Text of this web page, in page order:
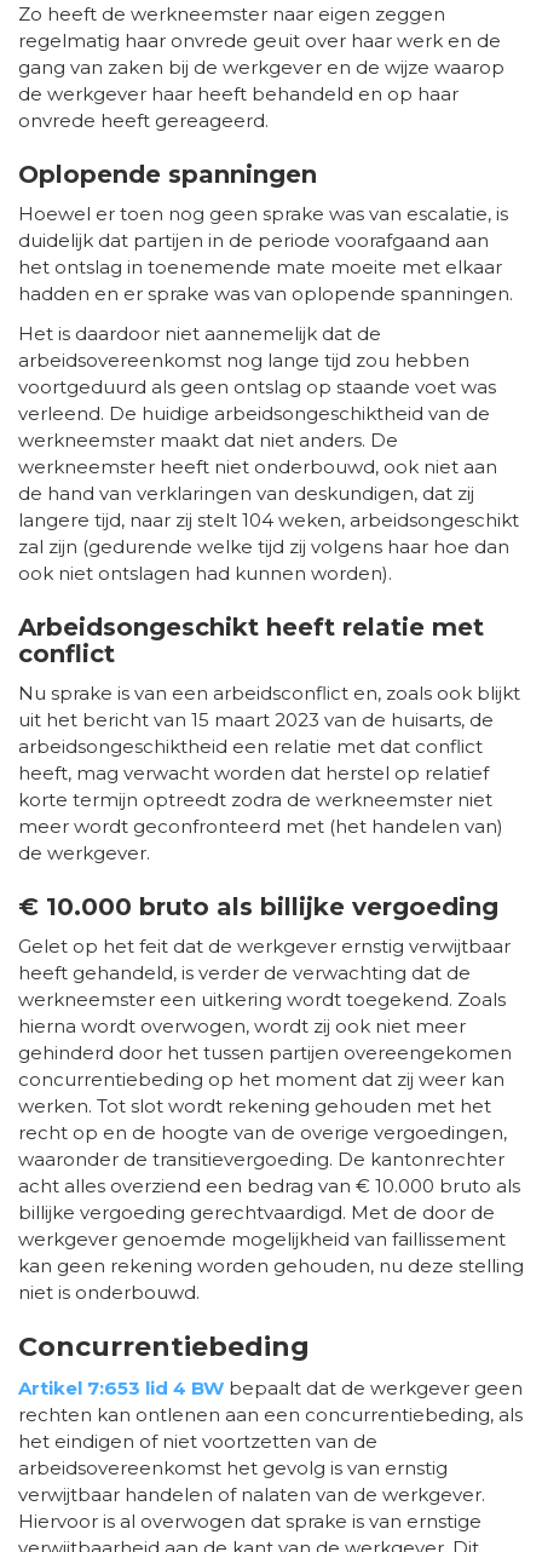
Zo heeft de werkneemster naar eigen zeggen
regelmatig haar onvrede geuit over haar werk en de
gang van zaken bij de werkgever en de wijze waarop
de werkgever haar heeft behandeld en op haar
onvrede heeft gereageerd.
Oplopende spanningen
Hoewel er toen nog geen sprake was van escalatie, is
duidelijk dat partijen in de periode voorafgaand aan
het ontslag in toenemende mate moeite met elkaar
hadden en er sprake was van oplopende spanningen.
Het is daardoor niet aannemelijk dat de
arbeidsovereenkomst nog lange tijd zou hebben
voortgeduurd als geen ontslag op staande voet was
verleend. De huidige arbeidsongeschiktheid van de
werkneemster maakt dat niet anders. De
werkneemster heeft niet onderbouwd, ook niet aan
de hand van verklaringen van deskundigen, dat zij
langere tijd, naar zij stelt 104 weken, arbeidsongeschikt
zal zijn (gedurende welke tijd zij volgens haar hoe dan
ook niet ontslagen had kunnen worden).
Arbeidsongeschikt heeft relatie met
conflict
Nu sprake is van een arbeidsconflict en, zoals ook blijkt
uit het bericht van 15 maart 2023 van de huisarts, de
arbeidsongeschiktheid een relatie met dat conflict
heeft, mag verwacht worden dat herstel op relatief
korte termijn optreedt zodra de werkneemster niet
meer wordt geconfronteerd met (het handelen van)
de werkgever.
€ 10.000 bruto als billijke vergoeding
Gelet op het feit dat de werkgever ernstig verwijtbaar
heeft gehandeld, is verder de verwachting dat de
werkneemster een uitkering wordt toegekend. Zoals
hierna wordt overwogen, wordt zij ook niet meer
gehinderd door het tussen partijen overeengekomen
concurrentiebeding op het moment dat zij weer kan
werken. Tot slot wordt rekening gehouden met het
recht op en de hoogte van de overige vergoedingen,
waaronder de transitievergoeding. De kantonrechter
acht alles overziend een bedrag van € 10.000 bruto als
billijke vergoeding gerechtvaardigd. Met de door de
werkgever genoemde mogelijkheid van faillissement
kan geen rekening worden gehouden, nu deze stelling
niet is onderbouwd.
Concurrentiebeding
Artikel 7:653 lid 4 BW bepaalt dat de werkgever geen
rechten kan ontlenen aan een concurrentiebeding, als
het eindigen of niet voortzetten van de
arbeidsovereenkomst het gevolg is van ernstig
verwijtbaar handelen of nalaten van de werkgever.
Hiervoor is al overwogen dat sprake is van ernstige
verwijtbaarheid aan de kant van de werkgever. Dit